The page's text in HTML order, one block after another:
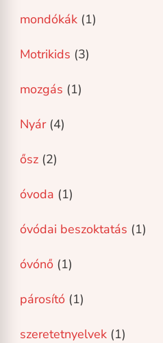
mondókák (1)
Motrikids (3)
mozgás (1)
Nyár(4)
ősz (2)
óvoda (1)
óvódai beszoktatás (1)
óvónő (1)
párosító (1)
szeretetnyelvek (1)